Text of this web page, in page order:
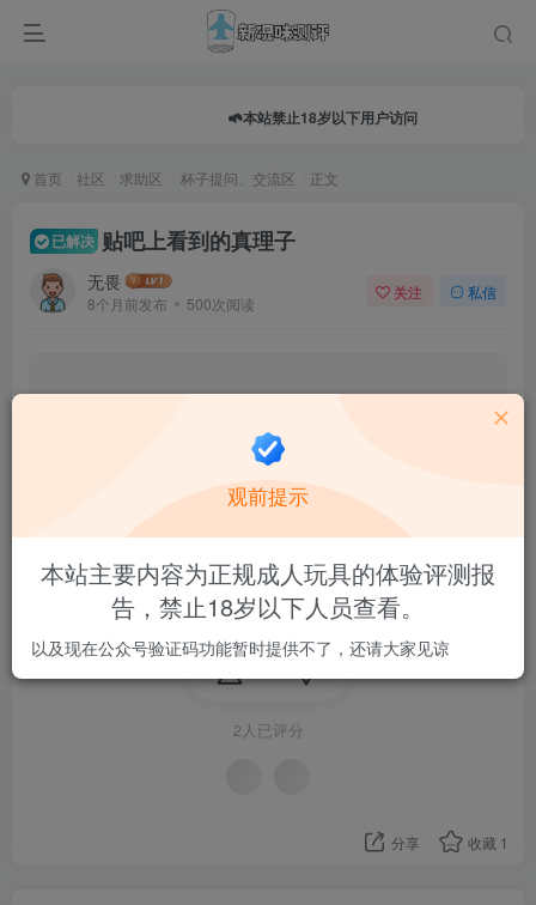
本站禁止18岁以下用户访问
首页 社区 求助区 杯子提问、交流区 正文
已解决 贴吧上看到的真理子
无畏
8个月前发布 500次阅读
关注 私信
★★★★
真理子是gxp的正品吗？有测评吗？
2人已评分
分享 收藏 1
观前提示
本站主要内容为正规成人玩具的体验评测报
告，禁止18岁以下人员查看。
以及现在公众号验证码功能暂时提供不了，还请大家见谅